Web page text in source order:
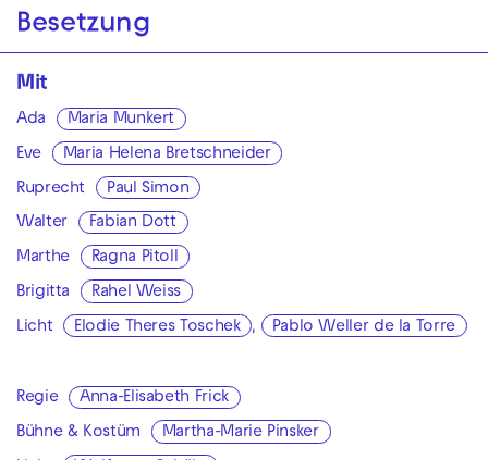
Besetzung
Mit
Ada Maria Munkert
Eve Maria Helena Bretschneider
Ruprecht Paul Simon
Walter Fabian Dott
Marthe Ragna Pitoll
Brigitta Rahel Weiss
Licht Elodie Theres Toschek , Pablo Weller de la Torre
Regie Anna-Elisabeth Frick
Bühne & Kostüm Martha-Marie Pinsker